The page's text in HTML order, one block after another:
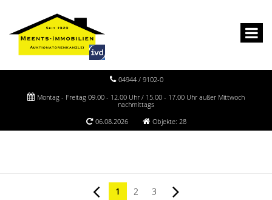
04944 / 9102-0
Montag - Freitag 09.00 - 12.00 Uhr / 15.00 - 17.00 Uhr außer Mittwoch
nachmittags
06.08.2026
Objekte: 28
1 2 3